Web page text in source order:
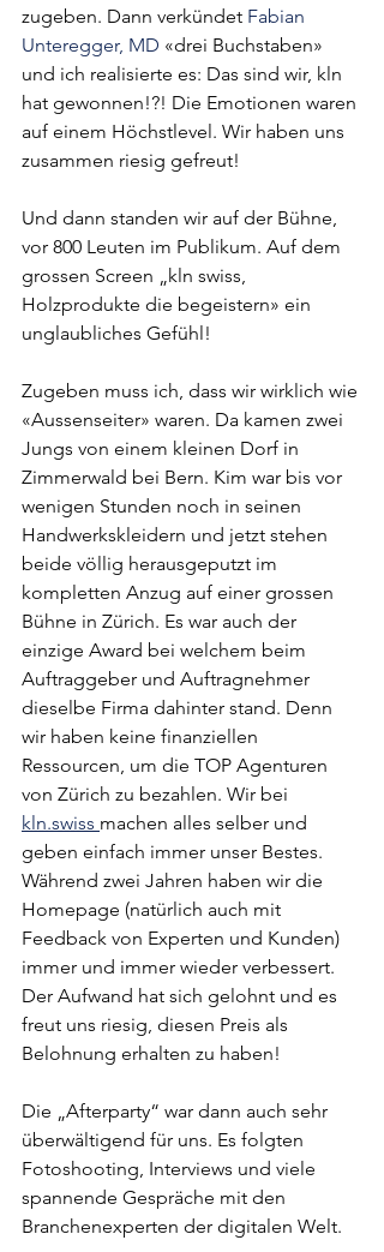
zugeben. Dann verkündet Fabian
Unteregger, MD «drei Buchstaben»
und ich realisierte es: Das sind wir, kln
hat gewonnen!?! Die Emotionen waren
auf einem Höchstlevel. Wir haben uns
zusammen riesig gefreut!
Und dann standen wir auf der Bühne,
vor 800 Leuten im Publikum. Auf dem
grossen Screen „kln swiss,
Holzprodukte die begeistern» ein
unglaubliches Gefühl!
Zugeben muss ich, dass wir wirklich wie
«Aussenseiter» waren. Da kamen zwei
Jungs von einem kleinen Dorf in
Zimmerwald bei Bern. Kim war bis vor
wenigen Stunden noch in seinen
Handwerkskleidern und jetzt stehen
beide völlig herausgeputzt im
kompletten Anzug auf einer grossen
Bühne in Zürich. Es war auch der
einzige Award bei welchem beim
Auftraggeber und Auftragnehmer
dieselbe Firma dahinter stand. Denn
wir haben keine finanziellen
Ressourcen, um die TOP Agenturen
von Zürich zu bezahlen. Wir bei
kln.swiss machen alles selber und
geben einfach immer unser Bestes.
Während zwei Jahren haben wir die
Homepage (natürlich auch mit
Feedback von Experten und Kunden)
immer und immer wieder verbessert.
Der Aufwand hat sich gelohnt und es
freut uns riesig, diesen Preis als
Belohnung erhalten zu haben!
Die „Afterparty“ war dann auch sehr
überwältigend für uns. Es folgten
Fotoshooting, Interviews und viele
spannende Gespräche mit den
Branchenexperten der digitalen Welt.